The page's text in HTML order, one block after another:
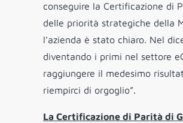
conseguire la Certificazione di
delle priorità strategiche della
l’azienda è stato chiaro. Nel
diventando i primi nel settore
raggiungere il medesimo
riempirci di orgoglio”.
La Certificazione di Parità di